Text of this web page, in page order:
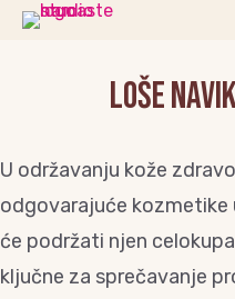
Loše
U održavanju kože
odgovarajuće kozmetike
će podržati njen
ključne za sprečavanje